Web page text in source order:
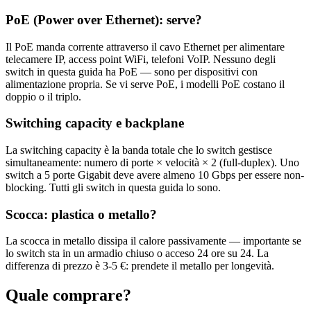
PoE (Power over Ethernet): serve?
Il PoE manda corrente attraverso il cavo Ethernet per alimentare
telecamere IP, access point WiFi, telefoni VoIP. Nessuno degli
switch in questa guida ha PoE — sono per dispositivi con
alimentazione propria. Se vi serve PoE, i modelli PoE costano il
doppio o il triplo.
Switching capacity e backplane
La switching capacity è la banda totale che lo switch gestisce
simultaneamente: numero di porte × velocità × 2 (full-duplex). Uno
switch a 5 porte Gigabit deve avere almeno 10 Gbps per essere non-
blocking. Tutti gli switch in questa guida lo sono.
Scocca: plastica o metallo?
La scocca in metallo dissipa il calore passivamente — importante se
lo switch sta in un armadio chiuso o acceso 24 ore su 24. La
differenza di prezzo è 3-5 €: prendete il metallo per longevità.
Quale comprare?